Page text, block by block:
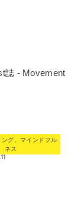
誌 - Movement
ング、マインドフル
ネス